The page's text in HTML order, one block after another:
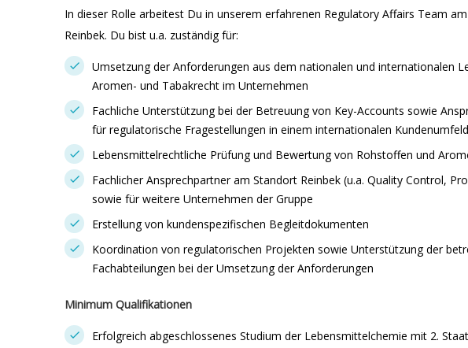
In dieser Rolle arbeitest Du in unserem erfahrenen Regulatory Affairs Team
Reinbek. Du bist u.a. zuständig für:
Umsetzung der Anforderungen aus dem nationalen und internationalen
Aromen- und Tabakrecht im Unternehmen
Fachliche Unterstützung bei der Betreuung von Key-Accounts sowie
für regulatorische Fragestellungen in einem internationalen Kundenumfeld
Lebensmittelrechtliche Prüfung und Bewertung von Rohstoffen und
Fachlicher Ansprechpartner am Standort Reinbek (u.a. Quality Control,
sowie für weitere Unternehmen der Gruppe
Erstellung von kundenspezifischen Begleitdokumenten
Koordination von regulatorischen Projekten sowie Unterstützung der
Fachabteilungen bei der Umsetzung der Anforderungen
Minimum Qualifikationen
Erfolgreich abgeschlossenes Studium der Lebensmittelchemie mit 2.